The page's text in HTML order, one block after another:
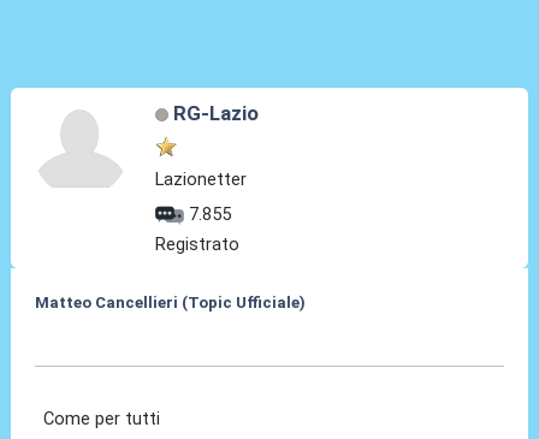
RG-Lazio
Lazionetter
7.855
Registrato
Matteo Cancellieri (Topic Ufficiale)
Come per tutti